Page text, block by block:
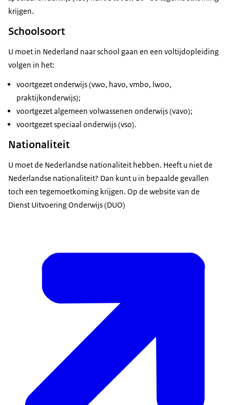
krijgen.
Schoolsoort
U moet in Nederland naar school gaan en een voltijdopleiding
volgen in het:
voortgezet onderwijs (vwo, havo, vmbo, lwoo,
praktijkonderwijs);
voortgezet algemeen volwassenen onderwijs (vavo);
voortgezet speciaal onderwijs (vso).
Nationaliteit
U moet de Nederlandse nationaliteit hebben. Heeft u niet de
Nederlandse nationaliteit? Dan kunt u in bepaalde gevallen
toch een tegemoetkoming krijgen. Op de website van de
Dienst Uitvoering Onderwijs (DUO)